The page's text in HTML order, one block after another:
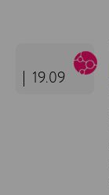
19.09